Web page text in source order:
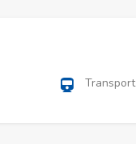
Transport